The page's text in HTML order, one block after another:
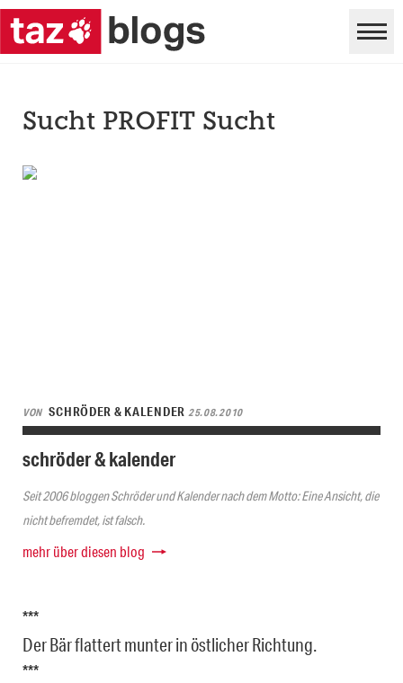
Sucht PROFIT Sucht
VON SCHRÖDER & KALENDER 25.08.2010
schröder & kalender
Seit 2006 bloggen Schröder und Kalender nach dem Motto: Eine Ansicht, die
nicht befremdet, ist falsch.
mehr über diesen blog
***
Der Bär flattert munter in östlicher Richtung.
***